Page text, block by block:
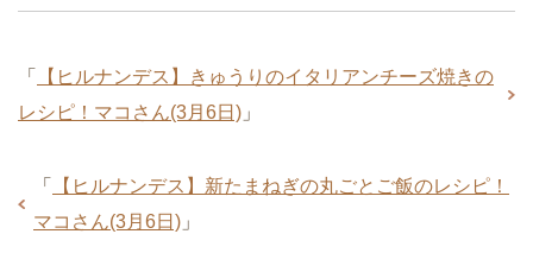
「
【ヒルナンデス】きゅうりのイタリアンチーズ焼きの
レシピ！マコさん(3月6日) 」
「
【ヒルナンデス】新たまねぎの丸ごとご飯のレシピ！
マコさん(3月6日) 」